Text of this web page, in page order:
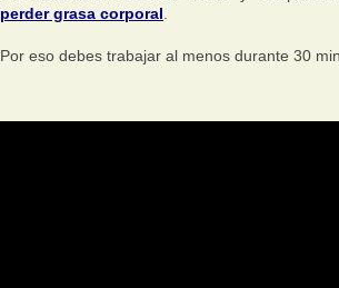
perder grasa corporal
Por eso debes trabajar al menos durante 30